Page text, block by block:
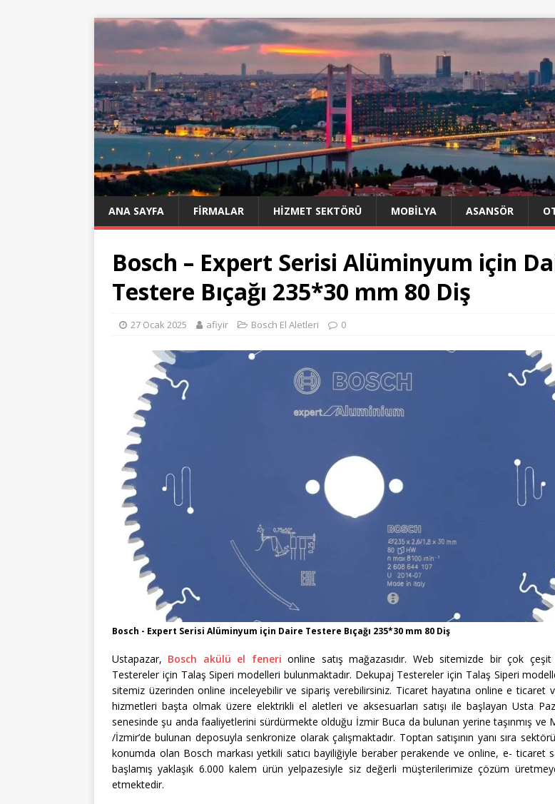
ANA SAYFA FIRMALAR HIZMET SEKTÖRÜ MOBILYA ASANSÖR
Bosch – Expert Serisi Alüminyum için
Testere Bıçağı 235*30 mm 80 Diş
27 Ocak 2025 afiyir Bosch El Aletleri 0
Bosch - Expert Serisi Alüminyum için Daire Testere Bıçağı 235*30 mm 80 Diş
Ustapazar, Bosch akülü el feneri online satış mağazasıdır. Web sitemizde bir çok
Testereler için Talaş Siperi modelleri bulunmaktadır. Dekupaj Testereler için Talaş Siperi
sitemiz üzerinden online inceleyebilir ve sipariş verebilirsiniz. Ticaret hayatına online e ticaret
hizmetleri başta olmak üzere elektrikli el aletleri ve aksesuarları satışı ile başlayan Usta
senesinde şu anda faaliyetlerini sürdürmekte olduğu İzmir Buca da bulunan yerine taşınmış ve
/İzmir’de bulunan deposuyla senkronize olarak çalışmaktadır. Toptan satışının yanı sıra
konumda olan Bosch markası yetkili satıcı bayiliğiyle beraber perakende ve online, e- ticaret
başlamış yaklaşık 6.000 kalem ürün yelpazesiyle siz değerli müşterilerimize çözüm
etmektedir.